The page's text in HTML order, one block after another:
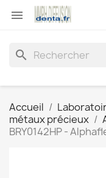

search
Accueil
métaux précieux
BRY0142HP -